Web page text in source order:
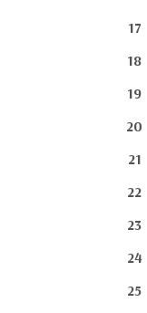
17
18
19
20
21
22
23
24
25